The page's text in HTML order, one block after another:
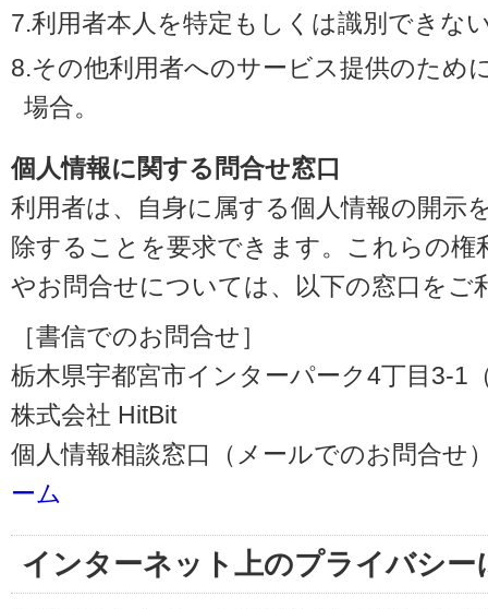
7.利用者本人を特定もしくは識別できな
8.その他利用者へのサービス提供のため
場合。
個人情報に関する問合せ窓口
利用者は、自身に属する個人情報の開示
除することを要求できます。これらの権
やお問合せについては、以下の窓口をご
［書信でのお問合せ］
栃木県宇都宮市インターパーク4丁目3-1
株式会社 HitBit
個人情報相談窓口（メールでのお問合せ
ーム
インターネット上のプライバシー